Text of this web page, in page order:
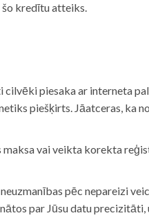
šo kredītu atteiks.
cilvēki piesaka ar interneta
piešķirts. Jāatceras, ka
vai veikta korekta
pēc nepareizi
par Jūsu datu